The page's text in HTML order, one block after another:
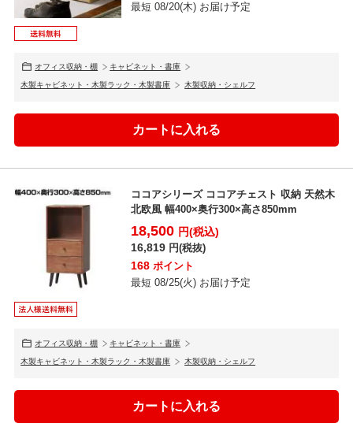
最短 08/20(木) お届け予定
オフィス収納・棚 キャビネット・書庫
木製キャビネット・木製ラック・木製書庫 木製収納・シェルフ
ココアシリーズ ココアチェスト 収納 天然木
北欧風 幅400×奥行300×高さ850mm
18,500 円(税込)
16,819 円(税抜)
168 ポイント
最短 08/25(火) お届け予定
オフィス収納・棚 キャビネット・書庫
木製キャビネット・木製ラック・木製書庫 木製収納・シェルフ